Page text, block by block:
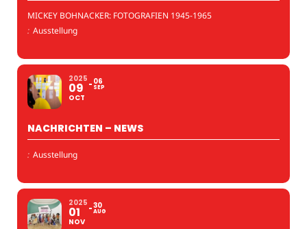
MICKEY BOHNACKER: FOTOGRAFIEN 1945-1965
: Ausstellung
2025
09
OCT
06
SEP
NACHRICHTEN – NEWS
: Ausstellung
2025
01
NOV
30
AUG